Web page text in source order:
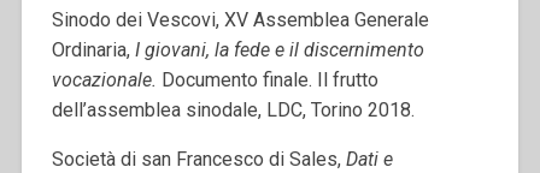
Sinodo dei Vescovi, XV Assemblea Generale
Ordinaria, I giovani, la fede e il discernimento
vocazionale. Documento finale. Il frutto
dell’assemblea sinodale, LDC, Torino 2018.
Società di san Francesco di Sales, Dati e